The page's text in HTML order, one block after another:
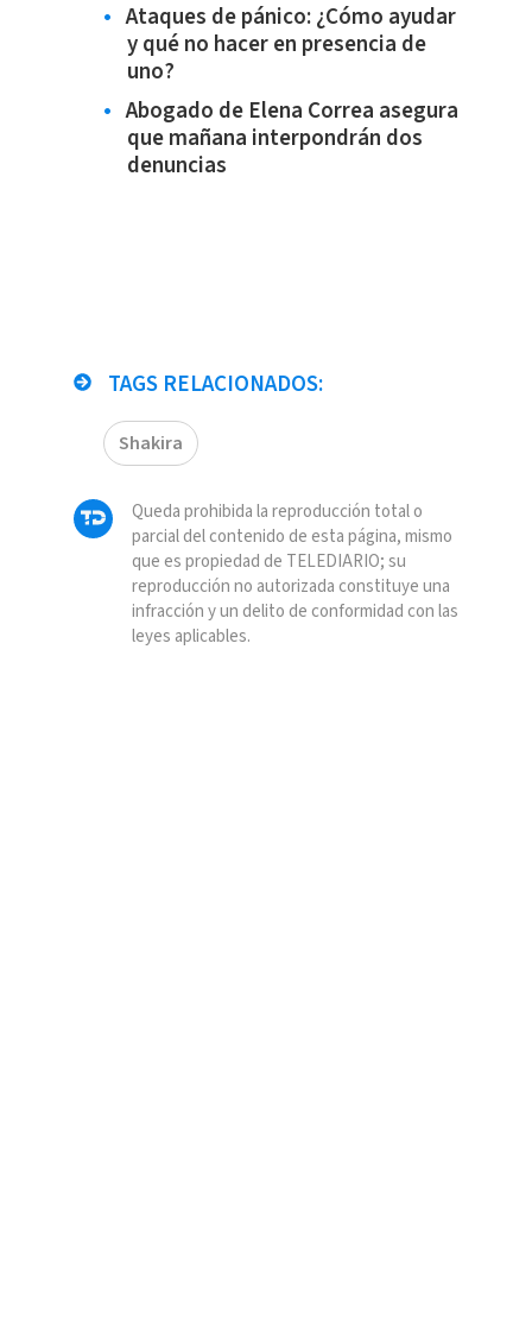
Ataques de pánico: ¿Cómo ayudar
y qué no hacer en presencia de
uno?
Abogado de Elena Correa asegura
que mañana interpondrán dos
denuncias
TAGS RELACIONADOS:
Shakira
Queda prohibida la reproducción total o
parcial del contenido de esta página, mismo
que es propiedad de TELEDIARIO; su
reproducción no autorizada constituye una
infracción y un delito de conformidad con las
leyes aplicables.